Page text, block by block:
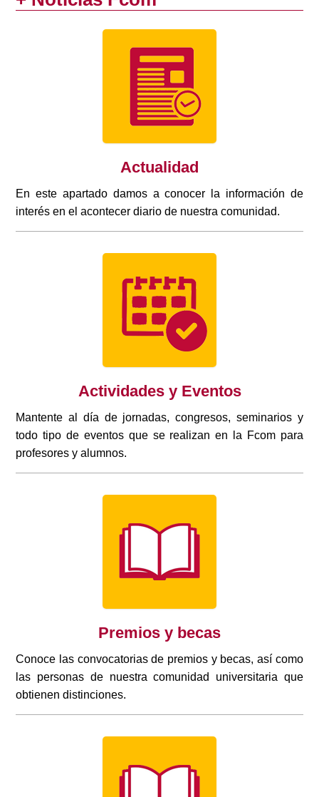
Actualidad
En este apartado damos a conocer la información de
interés en el acontecer diario de nuestra comunidad.
Actividades y Eventos
Mantente al día de jornadas, congresos, seminarios y
todo tipo de eventos que se realizan en la Fcom para
profesores y alumnos.
Premios y becas
Conoce las convocatorias de premios y becas, así como
las personas de nuestra comunidad universitaria que
obtienen distinciones.